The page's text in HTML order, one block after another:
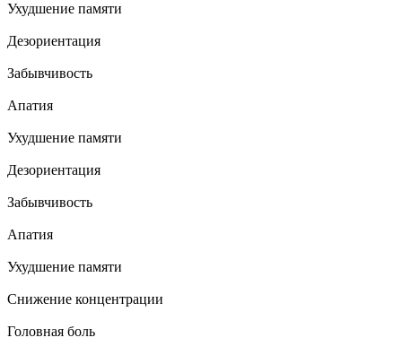
Ухудшение памяти
Дезориентация
Забывчивость
Апатия
Ухудшение памяти
Дезориентация
Забывчивость
Апатия
Ухудшение памяти
Снижение концентрации
Головная боль